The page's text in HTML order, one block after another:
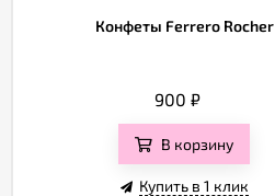
Конфеты Ferrero Rocher
900 ₽
В корзину
Купить в 1 клик